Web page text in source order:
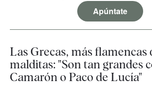
Apúntate
Las Grecas, más flamencas
malditas: "Son tan grandes
Camarón o Paco de Lucía"